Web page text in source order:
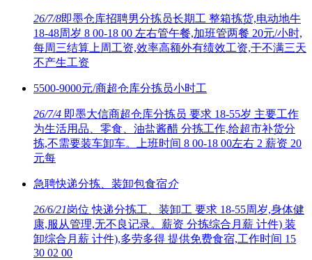
26/7/8即墨仓库招聘男分拣员长期工 整箱拣货,电动地牛
18-48周岁 8 00-18 00 左右管午餐,加班管两餐 20元/小时,
每周三结算上周工资,效率高额外有绩效工资,干不满三天
不产生工资
5500-9000元/商超仓库分拣员小时工
26/7/4 即墨大信商超仓库分拣员 要求 18-55岁 主要工作
为生活用品、零食、油盐酱醋 分拣工作,给超市补货分
拣,不需要装车卸车。上班时间 8 00-18 00左右 2 薪资 20
元每
急聘快递分拣、装卸包食宿介
26/6/21岗位 快递分拣工、装卸工 要求 18-55周岁,身体健
康,服从管理,无不良记录。薪资 分拣综合月薪 计件) 装
卸综合月薪 计件),多劳多得 提供免费食宿,工作时间 15
30 02 00